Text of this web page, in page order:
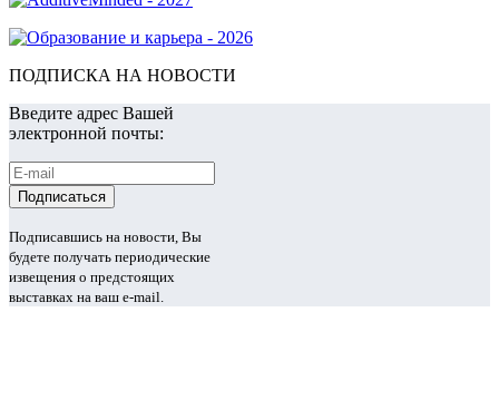
ПОДПИСКА НА НОВОСТИ
Введите адрес Вашей
электронной почты:
Подписавшись на новости, Вы
будете получать периодические
извещения о предстоящих
выставках на ваш e-mail.